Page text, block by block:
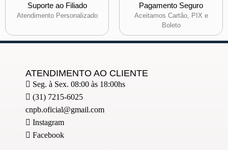
Suporte ao Filiado
Atendimento Personalizado
Pagamento Seguro
Aceitamos Cartão, PIX e
Boleto
ATENDIMENTO AO CLIENTE
Seg. à Sex. 08:00 às 18:00hs
(31) 7215-6025
cnpb.oficial@gmail.com
Instagram
Facebook